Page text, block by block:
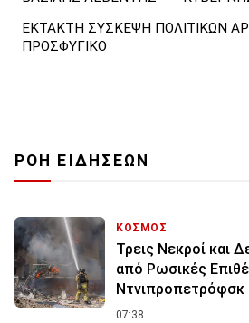
ΕΚΤΑΚΤΗ ΣΥΣΚΕΨΗ ΠΟΛΙΤΙΚΩΝ
ΠΡΟΣΦΥΓΙΚΟ
ΡΟΗ ΕΙΔΗΣΕΩΝ
ΚΟΣΜΟΣ
Τρεις Νεκροί και
από Ρωσικές
Ντνιπροπετρόφσκ
07:38